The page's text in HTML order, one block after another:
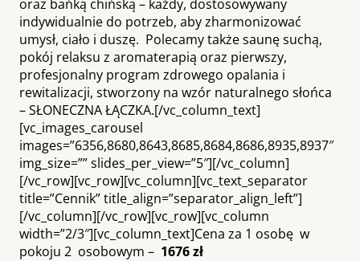
oraz bańką chińską – każdy, dostosowywany
indywidualnie do potrzeb, aby zharmonizować
umysł, ciało i duszę. Polecamy także saunę suchą,
pokój relaksu z aromaterapią oraz pierwszy,
profesjonalny program zdrowego opalania i
rewitalizacji, stworzony na wzór naturalnego słońca
– SŁONECZNA ŁĄCZKA.[/vc_column_text]
[vc_images_carousel
images=”6356,8680,8643,8685,8684,8686,8935,8937″
img_size=”” slides_per_view=”5″][/vc_column]
[/vc_row][vc_row][vc_column][vc_text_separator
title=”Cennik” title_align=”separator_align_left”]
[/vc_column][/vc_row][vc_row][vc_column
width=”2/3″][vc_column_text]Cena za 1 osobę w
pokoju 2 osobowym – 1676 zł